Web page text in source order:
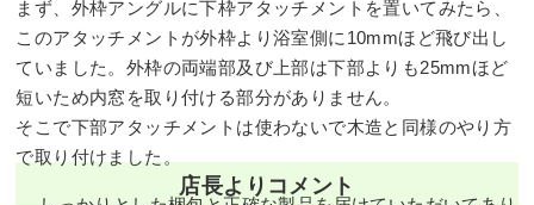
まず、外枠アングルに下枠アタッチメントを置いてみたら、
このアタッチメントが外枠より浴室側に10mmほど飛び出し
ていました。外枠の両端部及び上部は下部よりも25mmほど
短いため内窓を取り付ける部分がありません。
そこで下部アタッチメントは使わないで木造と同様のやり方
で取り付けました。
店長よりコメント